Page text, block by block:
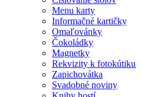
Menu karty
Informačné kartičky
Omaľovánky
Čokoládky
Magnetky
Rekvizity k fotokútiku
Zapichovátka
Svadobné noviny